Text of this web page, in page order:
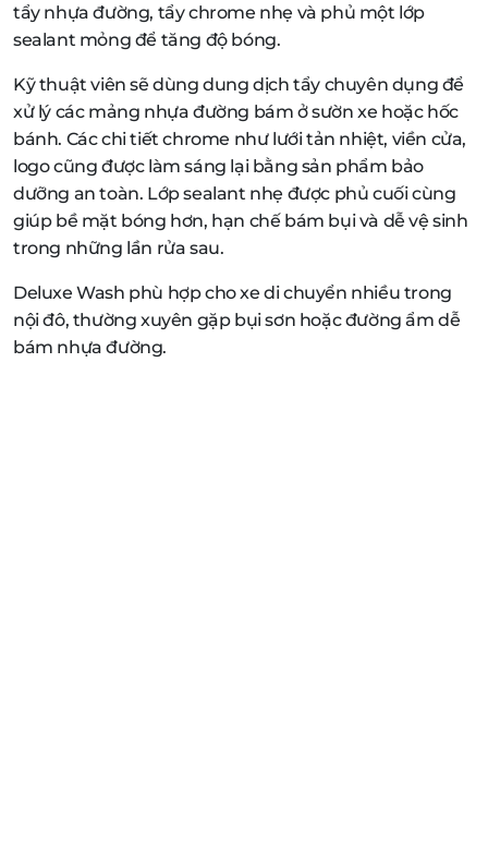
tẩy nhựa đường, tẩy chrome nhẹ và phủ một lớp
sealant mỏng để tăng độ bóng.
Kỹ thuật viên sẽ dùng dung dịch tẩy chuyên dụng để
xử lý các mảng nhựa đường bám ở sườn xe hoặc hốc
bánh. Các chi tiết chrome như lưới tản nhiệt, viền cửa,
logo cũng được làm sáng lại bằng sản phẩm bảo
dưỡng an toàn. Lớp sealant nhẹ được phủ cuối cùng
giúp bề mặt bóng hơn, hạn chế bám bụi và dễ vệ sinh
trong những lần rửa sau.
Deluxe Wash phù hợp cho xe di chuyển nhiều trong
nội đô, thường xuyên gặp bụi sơn hoặc đường ẩm dễ
bám nhựa đường.